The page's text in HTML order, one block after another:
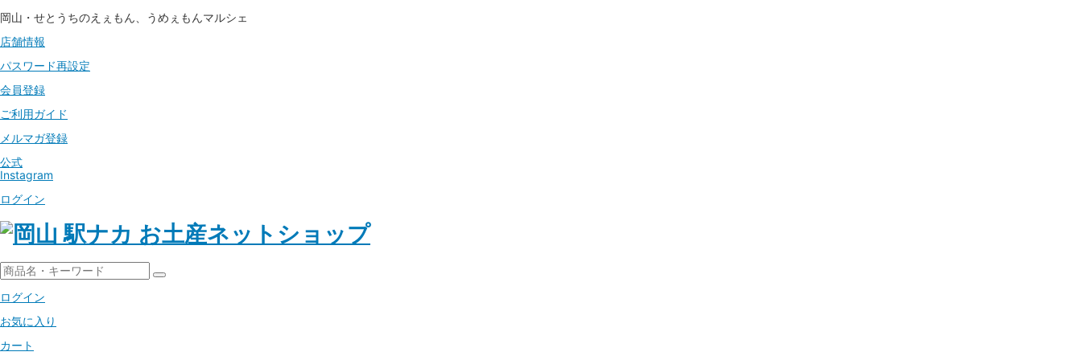
岡山・せとうちのえぇもん、うめぇもんマルシェ
店舗情報
パスワード再設定
会員登録
ご利用ガイド
メルマガ登録
公式
Instagram
ログイン
ログイン
お気に入り
カート